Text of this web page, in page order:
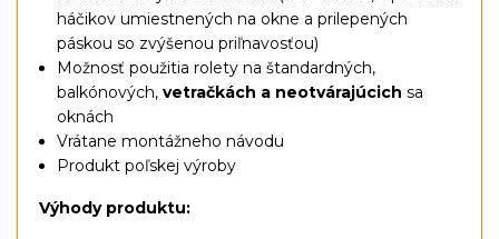
háčikov umiestnených na okne a prilepených
páskou so zvýšenou priľnavosťou)
Možnosť použitia rolety na štandardných,
balkónových, vetračkách a neotvárajúcich sa
oknách
Vrátane montážneho návodu
Produkt poľskej výroby
Výhody produktu: